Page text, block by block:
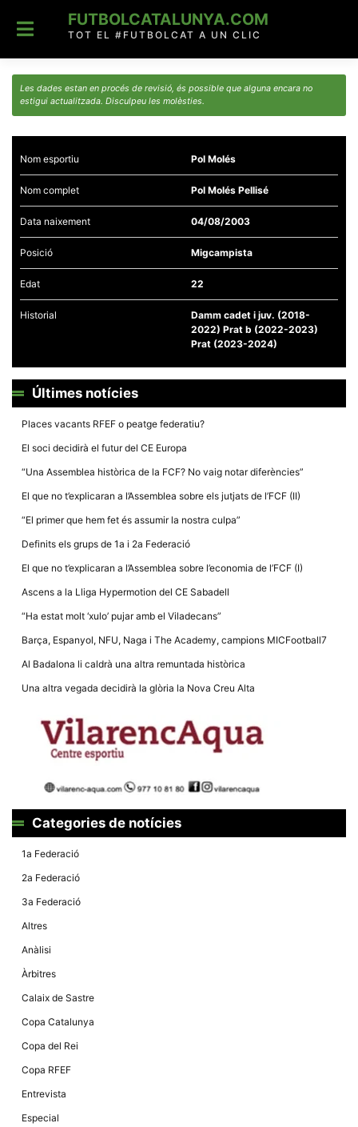
content
FUTBOLCATALUNYA.COM
TOT EL #FUTBOLCAT A UN CLIC
Les dades estan en procés de revisió, és possible que alguna encara no
estigui actualitzada. Disculpeu les molèsties.
Nom esportiu Pol Molés
Nom complet Pol Molés Pellisé
Data naixement 04/08/2003
Posició Migcampista
Edat 22
Historial
Damm cadet i juv. (2018-
2022) Prat b (2022-2023)
Prat (2023-2024)
Últimes notícies
Places vacants RFEF o peatge federatiu?
El soci decidirà el futur del CE Europa
“Una Assemblea històrica de la FCF? No vaig notar diferències”
El que no t’explicaran a l’Assemblea sobre els jutjats de l’FCF (II)
“El primer que hem fet és assumir la nostra culpa”
Definits els grups de 1a i 2a Federació
El que no t’explicaran a l’Assemblea sobre l’economia de l’FCF (I)
Ascens a la Lliga Hypermotion del CE Sabadell
“Ha estat molt ‘xulo’ pujar amb el Viladecans”
Barça, Espanyol, NFU, Naga i The Academy, campions MICFootball7
Al Badalona li caldrà una altra remuntada històrica
Una altra vegada decidirà la glòria la Nova Creu Alta
Categories de notícies
1a Federació
2a Federació
3a Federació
Altres
Anàlisi
Àrbitres
Calaix de Sastre
Copa Catalunya
Copa del Rei
Copa RFEF
Entrevista
Especial
Aquestes
cookies no
són
opcionals,
necessàries
tècnic de la
web.
Recopilem
estadístiques
anònima d'ús
i la seva
estructura.
Experiència
d'usuari